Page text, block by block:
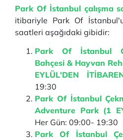
Park Of İstanbul çalışma
itibariyle Park Of
saatleri aşağıdaki gibidir:
Park Of İstanbul
Bahçesi & Hayvan
EYLÜL'DEN
19:30
Park Of İstanbul
Adventure Park (1
Her Gün: 09:00- 19:30
Park Of İstanbul